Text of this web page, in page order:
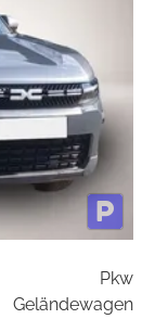
Pkw
Geländewagen